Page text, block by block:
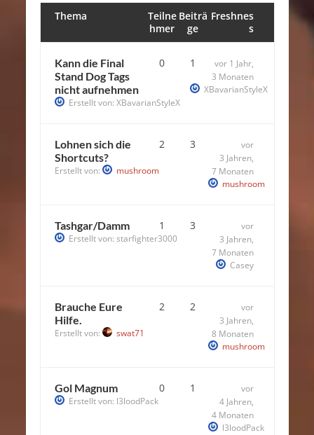
Thema
Teilne
hmer
Beiträ
ge
Freshnes
s
Kann die Final
Stand Dog Tags
nicht aufnehmen
Erstellt von: XBavarianStyleX
0 1
vor 1 Jahr,
3 Monaten
XBavarianStyleX
Lohnen sich die
Shortcuts?
Erstellt von: mushroom
2 3
vor
3 Jahren,
7 Monaten
mushroom
Tashgar/Damm
Erstellt von: starfighter3000
1 3
vor
3 Jahren,
7 Monaten
Casey
Brauche Eure
Hilfe.
Erstellt von: swat71
2 2
vor
3 Jahren,
8 Monaten
mushroom
Gol Magnum
Erstellt von: l3loodPack
0 1
vor
4 Jahren,
4 Monaten
l3loodPack